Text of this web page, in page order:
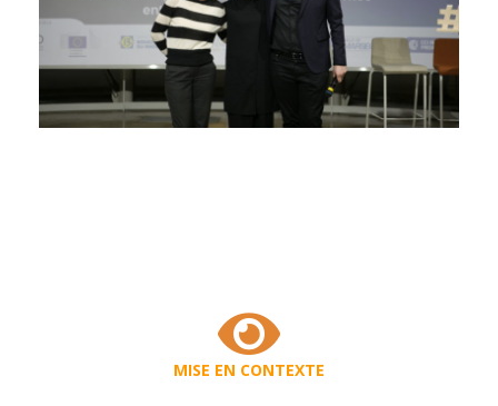
MISE EN CONTEXTE